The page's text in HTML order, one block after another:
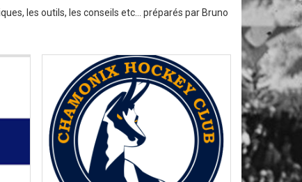
les outils, les conseils etc... préparés par Bruno